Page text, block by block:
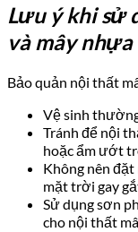
Lưu ý khi sử
và mây nhựa
Bảo quản nội thất
Vệ sinh
Tránh để nội
hoặc ẩm ướt
Không nên
mặt trời gay
Sử dụng sơn
cho nội thất